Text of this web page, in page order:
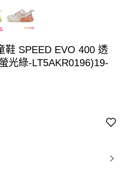
鞋 SPEED EVO 400 透
光綠-LT5AKR0196)19-